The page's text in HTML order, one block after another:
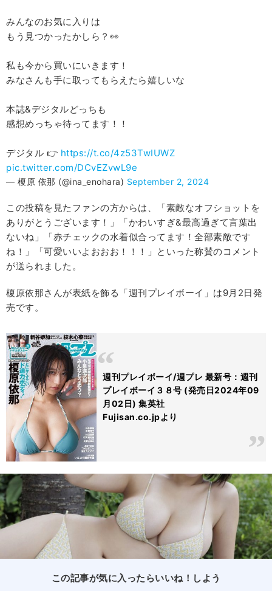
みんなのお気に入りは
もう見つかったかしら？👀
私も今から買いにいきます！
みなさんも手に取ってもらえたら嬉しいな
本誌&デジタルどっちも
感想めっちゃ待ってます！！
デジタル 👉 https://t.co/4z53TwIUWZ
pic.twitter.com/DCvEZvwL9e
— 榎原 依那 (@ina_enohara) September 2, 2024
この投稿を見たファンの方からは、「素敵なオフショットを
ありがとうございます！」「かわいすぎ&最高過ぎて言葉出
ないね」「赤チェックの水着似合ってます！全部素敵です
ね！」「可愛いいよおおお！！！」といった称賛のコメント
が送られました。
榎原依那さんが表紙を飾る「週刊プレイボーイ」は9月2日発
売です。
週刊プレイボーイ/週プレ 最新号：週刊
プレイボーイ３８号 (発売日2024年09
月02日) 集英社
Fujisan.co.jpより
この記事が気に入ったらいいね！しよう